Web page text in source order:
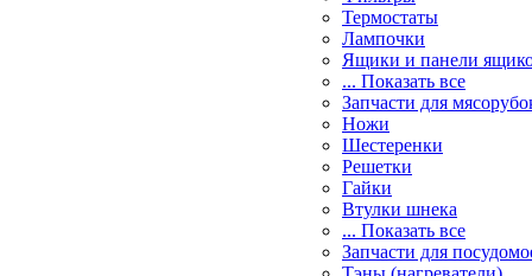
Термостаты
Лампочки
Ящики и панели
... Показать все
Запчасти для
Ножи
Шестеренки
Решетки
Гайки
Втулки шнека
... Показать все
Запчасти для